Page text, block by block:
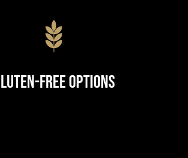
Free Options